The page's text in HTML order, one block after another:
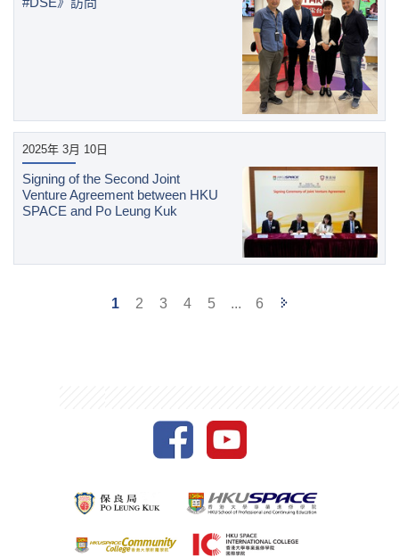
2025年 3月 10日
Signing of the Second Joint
Venture Agreement between HKU
SPACE and Po Leung Kuk
1 2 3 4 5 ... 6